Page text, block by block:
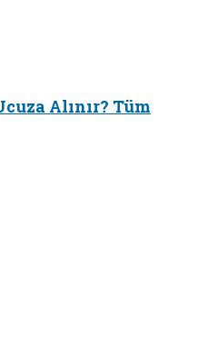
Alınır? Tüm